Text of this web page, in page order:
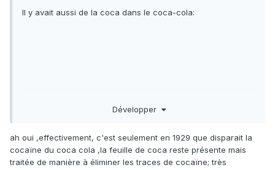
Il y avait aussi de la coca dans le coca-cola:
https://fr.wikipedia.org › wiki › Coca-Cola
Développer
ah oui ,effectivement, c'est seulement en 1929 que disparait la
cocaïne du coca cola ,la feuille de coca reste présente mais
traitée de manière à éliminer les traces de cocaïne; très